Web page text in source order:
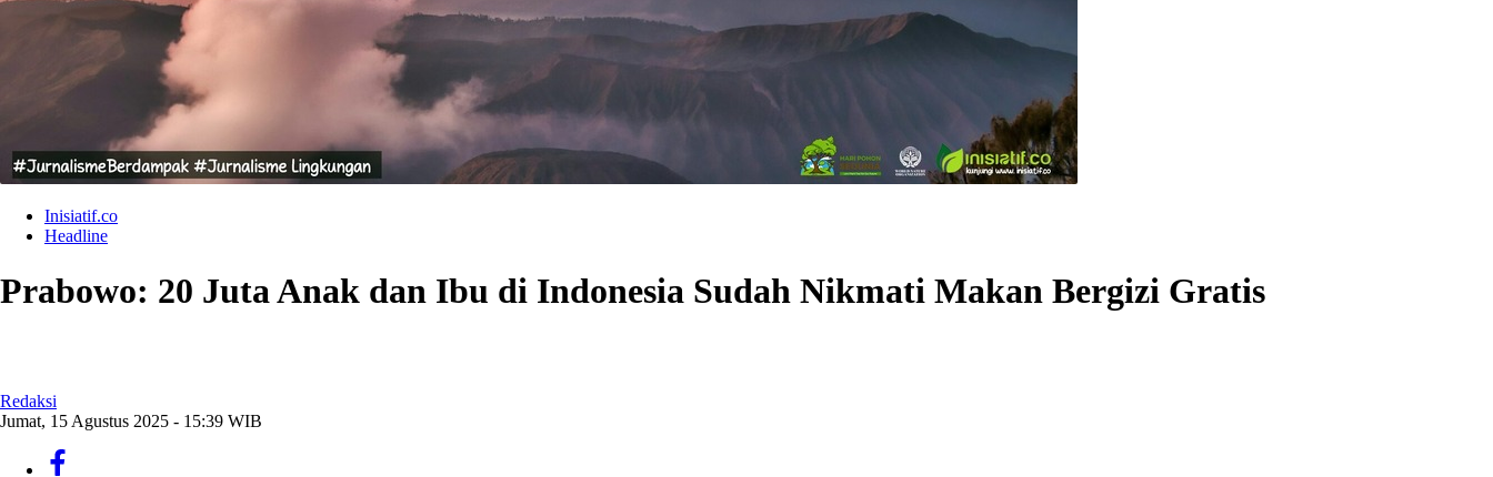
Inisiatif.co
Headline
Prabowo: 20 Juta Anak dan Ibu di Indonesia Sudah Nikmati Makan Bergizi Gratis
Redaksi
Jumat, 15 Agustus 2025 - 15:39 WIB